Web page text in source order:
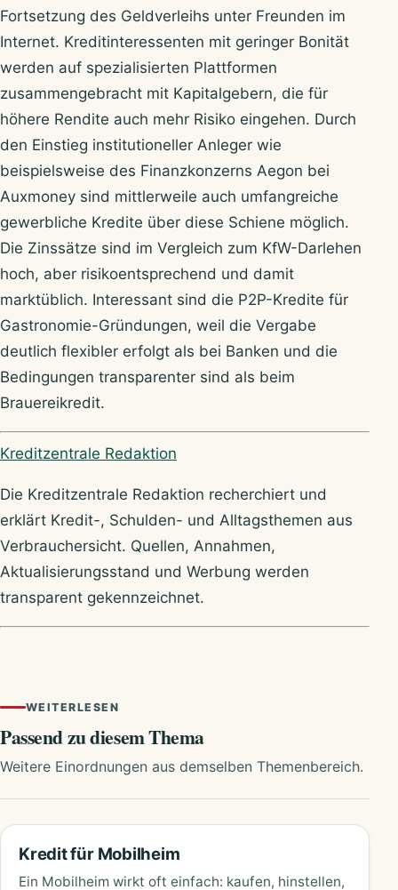
Fortsetzung des Geldverleihs unter Freunden im
Internet. Kreditinteressenten mit geringer Bonität
werden auf spezialisierten Plattformen
zusammengebracht mit Kapitalgebern, die für
höhere Rendite auch mehr Risiko eingehen. Durch
den Einstieg institutioneller Anleger wie
beispielsweise des Finanzkonzerns Aegon bei
Auxmoney sind mittlerweile auch umfangreiche
gewerbliche Kredite über diese Schiene möglich.
Die Zinssätze sind im Vergleich zum KfW-Darlehen
hoch, aber risikoentsprechend und damit
marktüblich. Interessant sind die P2P-Kredite für
Gastronomie-Gründungen, weil die Vergabe
deutlich flexibler erfolgt als bei Banken und die
Bedingungen transparenter sind als beim
Brauereikredit.
Über Kreditzentrale
Kreditzentrale Redaktion
Die Kreditzentrale Redaktion recherchiert und
erklärt Kredit-, Schulden- und Alltagsthemen aus
Verbrauchersicht. Quellen, Annahmen,
Aktualisierungsstand und Werbung werden
transparent gekennzeichnet.
WEITERLESEN
Passend zu diesem Thema
Weitere Einordnungen aus demselben Themenbereich.
Kredit für Mobilheim
Ein Mobilheim wirkt oft einfach: kaufen, hinstellen,